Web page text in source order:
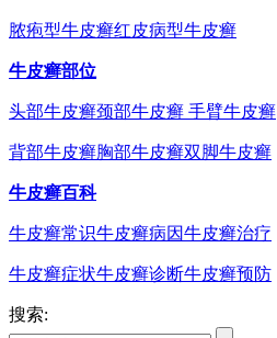
脓疱型牛皮癣红皮病型牛皮癣
牛皮癣部位
头部牛皮癣颈部牛皮癣 手臂牛皮癣
背部牛皮癣胸部牛皮癣双脚牛皮癣
牛皮癣百科
牛皮癣常识牛皮癣病因牛皮癣治疗
牛皮癣症状牛皮癣诊断牛皮癣预防
搜索: